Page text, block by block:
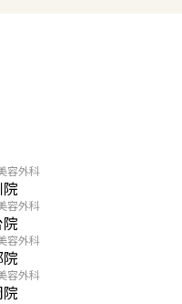
容外科
容外科
容外科
容外科